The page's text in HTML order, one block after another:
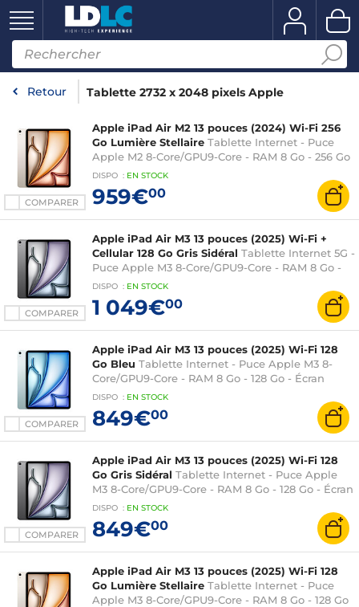
Retour Tablette 2732 x 2048 pixels Apple
COMPARER
Apple iPad Air M2 13 pouces (2024) Wi-Fi 256
Go Lumière Stellaire Tablette Internet - Puce
Apple M2 8-Core/GPU9-Core - RAM 8 Go - 256 Go
- Écran Liquid Retina 13" LED tactile - Wi-Fi
6E/Bluetooth 5.3 - Webcam - Touch ID - USB-C -
iPadOS 17
DISPO : EN STOCK
959€00
COMPARER
Apple iPad Air M3 13 pouces (2025) Wi-Fi +
Cellular 128 Go Gris Sidéral Tablette Internet 5G -
Puce Apple M3 8-Core/GPU9-Core - RAM 8 Go -
128 Go - Écran Liquid Retina 13" LED tactile - Wi-
Fi 6E/Bluetooth 5.3 - Webcam - Touch ID - USB-C
- iPadOS 18
DISPO : EN STOCK
1 049€00
COMPARER
Apple iPad Air M3 13 pouces (2025) Wi-Fi 128
Go Bleu Tablette Internet - Puce Apple M3 8-
Core/GPU9-Core - RAM 8 Go - 128 Go - Écran
Liquid Retina 13" LED tactile - Wi-Fi
6E/Bluetooth 5.3 - Webcam - Touch ID - USB-C -
iPadOS 18
DISPO : EN STOCK
849€00
COMPARER
Apple iPad Air M3 13 pouces (2025) Wi-Fi 128
Go Gris Sidéral Tablette Internet - Puce Apple
M3 8-Core/GPU9-Core - RAM 8 Go - 128 Go - Écran
Liquid Retina 13" LED tactile - Wi-Fi
6E/Bluetooth 5.3 - Webcam - Touch ID - USB-C -
iPadOS 18
DISPO : EN STOCK
849€00
Apple iPad Air M3 13 pouces (2025) Wi-Fi 128
Go Lumière Stellaire Tablette Internet - Puce
Apple M3 8-Core/GPU9-Core - RAM 8 Go - 128 Go